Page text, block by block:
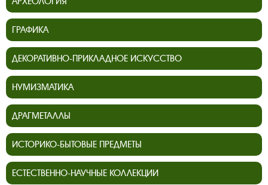
ГРАФИКА
ДЕКОРАТИВНО-ПРИКЛАДНОЕ ИСКУССТВО
НУМИЗМАТИКА
ДРАГМЕТАЛЛЫ
ИСТОРИКО-БЫТОВЫЕ ПРЕДМЕТЫ
ЕСТЕСТВЕННО-НАУЧНЫЕ КОЛЛЕКЦИИ